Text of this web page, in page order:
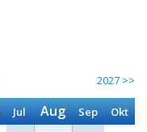
2027 >>
Jul Aug Sep
Okt